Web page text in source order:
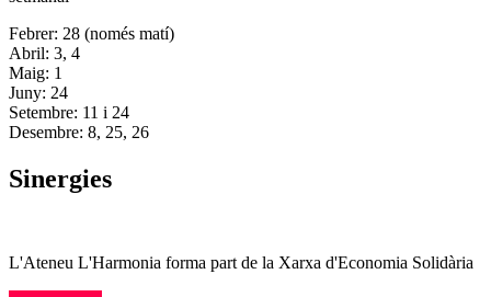
Febrer: 28 (només matí)
Abril: 3, 4
Maig: 1
Juny: 24
Setembre: 11 i 24
Desembre: 8, 25, 26
Sinergies
L'Ateneu L'Harmonia forma part de la Xarxa d'Economia Solidària